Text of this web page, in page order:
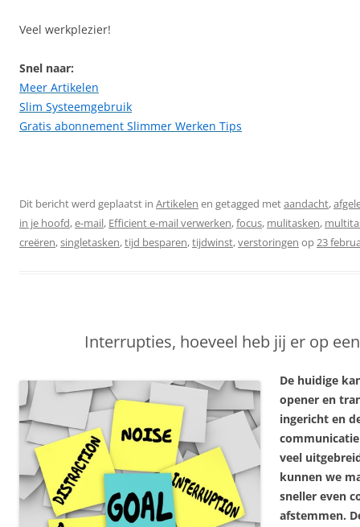
Veel werkplezier!
Snel naar:
Meer Artikelen
Slim Systeemgebruik
Gratis abonnement Slimmer Werken Tips
Dit bericht werd geplaatst in Artikelen en getagged metaandacht,
in je hoofd,e-mail, Efficient e-mail verwerken,focus, mulitasken,
creëren,singletasken,tijd besparen,tijdwinst,verstoringen op 23
Interrupties, hoeveel heb jij er op
De huidige
opener en
ingericht en
veel
kunnen we
sneller even
afstemmen.